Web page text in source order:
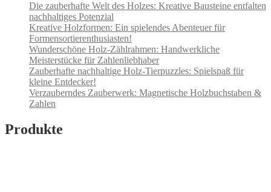
Die zauberhafte Welt des Holzes: Kreative Bausteine entfalten
nachhaltiges Potenzial
Kreative Holzformen: Ein spielendes Abenteuer für
Formensortierenthusiasten!
Wunderschöne Holz-Zählrahmen: Handwerkliche
Meisterstücke für Zahlenliebhaber
Zauberhafte nachhaltige Holz-Tierpuzzles: Spielspaß für
kleine Entdecker!
Verzauberndes Zauberwerk: Magnetische Holzbuchstaben &
Zahlen
Produkte